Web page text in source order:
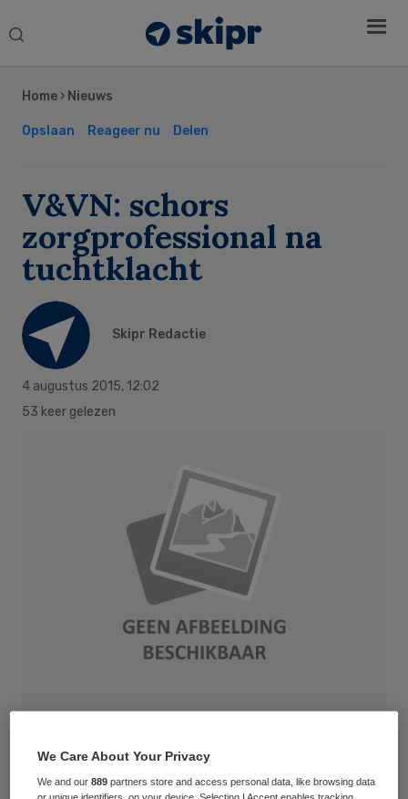
Search
Home › Nieuws
Opslaan Reageer nu Delen
V&VN: schors
zorgprofessional na
tuchtklacht
Skipr Redactie
4 augustus 2015, 12:02
53 keer gelezen
Een zorgprofessional tegen wie een
Sidebar
We Care About Your Privacy
We and our889 partners store and access personal data, like browsing data